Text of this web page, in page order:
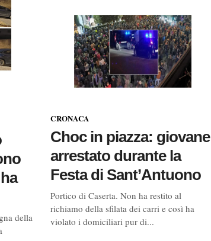
della
CRONACA
Choc in piazza: giovane
arrestato durante la
Festa di Sant’Antuono
Portico di Caserta. Non ha restito al
richiamo della sfilata dei carri e così ha
violato i domiciliari pur di...